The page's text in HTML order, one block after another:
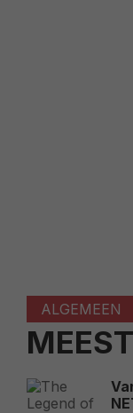
ALGEMEEN